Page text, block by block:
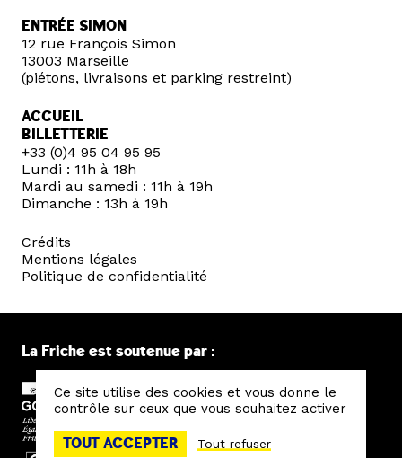
ENTRÉE SIMON
12 rue François Simon
13003 Marseille
(piétons, livraisons et parking restreint)
ACCUEIL
BILLETTERIE
+33 (0)4 95 04 95 95
Lundi : 11h à 18h
Mardi au samedi : 11h à 19h
Dimanche : 13h à 19h
Crédits
Mentions légales
Politique de confidentialité
La Friche est soutenue par :
Ce site utilise des cookies et vous donne le
contrôle sur ceux que vous souhaitez activer
TOUT ACCEPTER Tout refuser